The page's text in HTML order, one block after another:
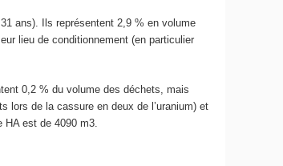
ans). Ils représentent 2,9 % en volume
lieu de conditionnement (en particulier
0,2 % du volume des déchets, mais
lors de la cassure en deux de l’uranium) et
HA est de 4090 m3